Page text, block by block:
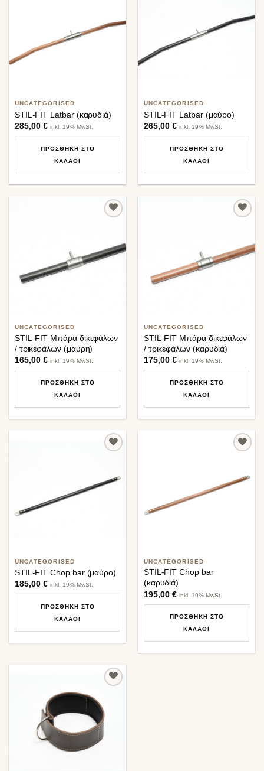
UNCATEGORISED
STIL-FIT Latbar (καρυδιά)
285,00 € inkl. 19% MwSt.
ΠΡΟΣΘΉΚΗ ΣΤΟ
ΚΑΛΆΘΙ
επιθυμιών
UNCATEGORISED
STIL-FIT Latbar (μαύρο)
265,00 € inkl. 19% MwSt.
ΠΡΟΣΘΉΚΗ ΣΤΟ
ΚΑΛΆΘΙ
UNCATEGORISED
STIL-FIT Μπάρα δικεφάλων
/ τρικεφάλων (μαύρη)
165,00 € inkl. 19% MwSt.
ΠΡΟΣΘΉΚΗ ΣΤΟ
ΚΑΛΆΘΙ
UNCATEGORISED
STIL-FIT Μπάρα δικεφάλων
/ τρικεφάλων (καρυδιά)
175,00 € inkl. 19% MwSt.
ΠΡΟΣΘΉΚΗ ΣΤΟ
ΚΑΛΆΘΙ
επιθυμιών
UNCATEGORISED
STIL-FIT Chop bar (μαύρο)
185,00 € inkl. 19% MwSt.
ΠΡΟΣΘΉΚΗ ΣΤΟ
ΚΑΛΆΘΙ
επιθυμιών
UNCATEGORISED
STIL-FIT Chop bar
(καρυδιά)
195,00 € inkl. 19% MwSt.
ΠΡΟΣΘΉΚΗ ΣΤΟ
ΚΑΛΆΘΙ
Προσθήκη
στη λίστα
επιθυμιών